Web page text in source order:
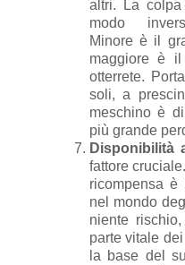
altri. La
modo
Minore è il
maggiore è
otterrete.
soli, a
meschino è
più grande
Disponibilità
fattore
ricompensa è
nel mondo
niente
parte vitale
la base del